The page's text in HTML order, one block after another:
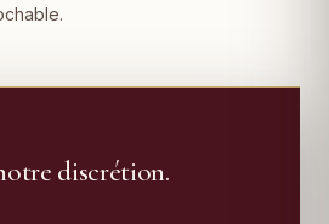
10 ans
tapis restauré à votre domicile
certificat de restauration et la
discrétion.